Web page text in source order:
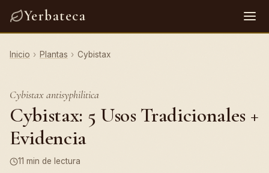
Yerbateca
Inicio › Plantas › Cybistax
Cybistax antisyphilitica
Cybistax: 5 Usos Tradicionales +
Evidencia
11 min de lectura